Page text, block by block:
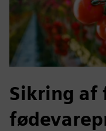
Sikring af